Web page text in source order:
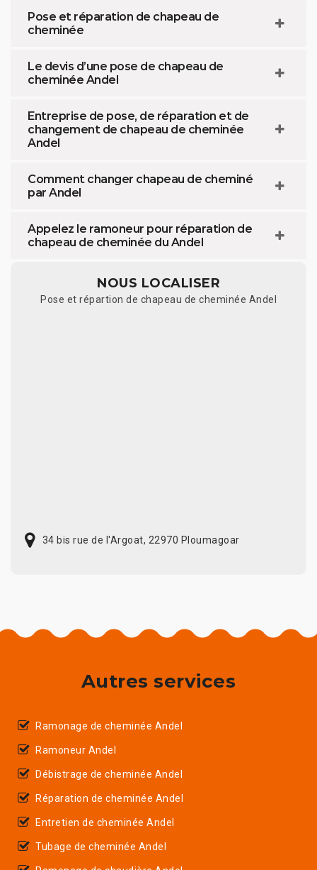
Pose et réparation de chapeau de
cheminée
Le devis d’une pose de chapeau de
cheminée Andel
Entreprise de pose, de réparation et de
changement de chapeau de cheminée
Andel
Comment changer chapeau de cheminé
par Andel
Appelez le ramoneur pour réparation de
chapeau de cheminée du Andel
NOUS LOCALISER
Pose et répartion de chapeau de cheminée Andel
34 bis rue de l'Argoat, 22970 Ploumagoar
Autres services
Ramonage de cheminée Andel
Ramoneur Andel
Débistrage de cheminée Andel
Réparation de cheminée Andel
Entretien de cheminée Andel
Tubage de cheminée Andel